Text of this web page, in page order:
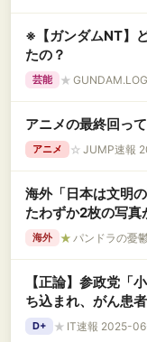
※【ガンダムNT】
たの？
芸能 ★
アニメの最終回っ
アニメ ☆ JUMP速報
海外「日本は文明
たわずか2枚の写真
海外 ★ パンドラの憂
【正論】参政党「
ち込まれ、がん患
D+ ★ IT速報 2025-